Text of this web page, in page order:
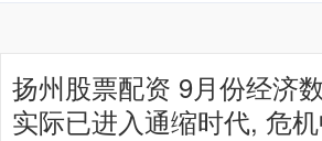
扬州股票配资 9月份经济
实际已进入通缩时代, 危